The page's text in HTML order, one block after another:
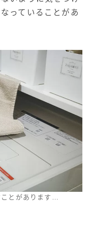
っていることがあ
とがあります…